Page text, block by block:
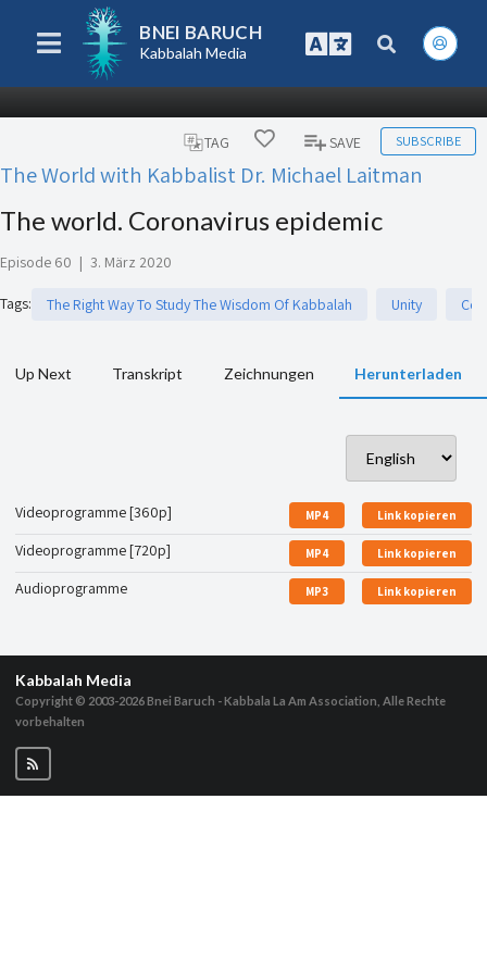
BNEI BARUCH
Kabbalah Media
TAG SAVE SUBSCRIBE
The World with Kabbalist Dr. Michael Laitman
The world. Coronavirus epidemic
Episode 60 | 3. März 2020
Tags: The Right Way To Study The Wisdom Of Kabbalah Unity
Up Next Transkript Zeichnungen Herunterladen
Videoprogramme [360p] MP4 Link kopieren
Videoprogramme [720p] MP4 Link kopieren
Audioprogramme MP3 Link kopieren
Kabbalah Media
Copyright © 2003-2026Bnei Baruch - Kabbala La Am Association, Alle Rechte
vorbehalten